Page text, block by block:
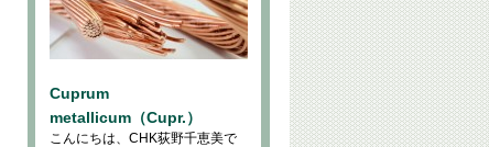
Cuprum
metallicum（Cupr.）
こんにちは、CHK荻野千恵美で